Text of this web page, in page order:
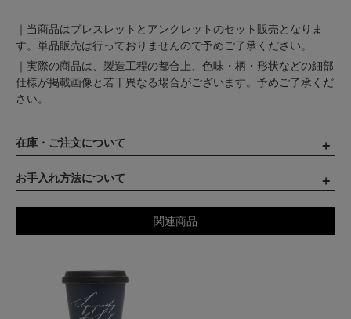
｜当商品はブレスレットとアンクレットのセット販売となりま
す。単品販売は行っておりませんので予めご了承ください。
｜実際の商品は、製造工程の都合上、色味・柄・形状などの細部
仕様が掲載画像と若干異なる場合がございます。予めご了承くだ
さい。
在庫・ご注文について
お手入れ方法について
関連商品